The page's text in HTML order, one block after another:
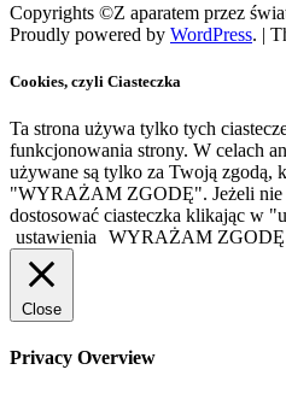
Copyrights ©Z aparatem przez
Proudly powered by WordPress. |
Cookies, czyli Ciasteczka
Ta strona używa tylko tych
funkcjonowania strony. W celach
używane są tylko za Twoją zgodą,
"WYRAŻAM ZGODĘ". Jeżeli nie
dostosować ciasteczka klikając w
ustawienia
WYRAŻAM ZGODĘ
Close
Privacy Overview